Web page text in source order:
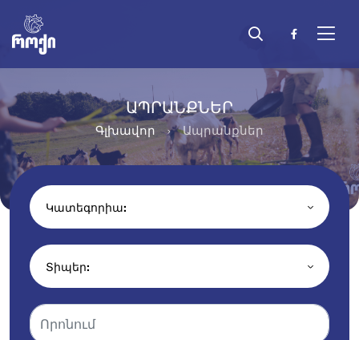
ԱՊՐԱՆՔՆԵՐ
Գլխավոր Ապրանքներ